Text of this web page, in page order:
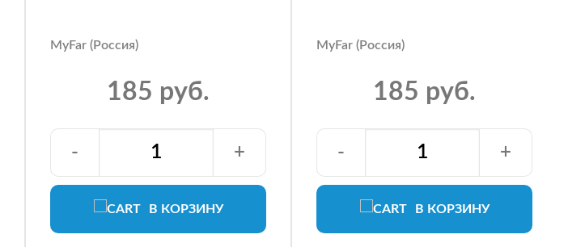
MyFar (Россия)
185 руб.
В КОРЗИНУ
- +
MyFar (Россия)
185 руб.
В КОРЗИНУ
- +